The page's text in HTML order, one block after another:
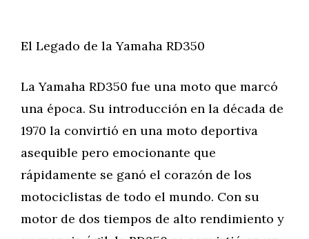
El Legado de la Yamaha RD350
La Yamaha RD350 fue una moto que marcó
una época. Su introducción en la década de
1970 la convirtió en una moto deportiva
asequible pero emocionante que
rápidamente se ganó el corazón de los
motociclistas de todo el mundo. Con su
motor de dos tiempos de alto rendimiento y